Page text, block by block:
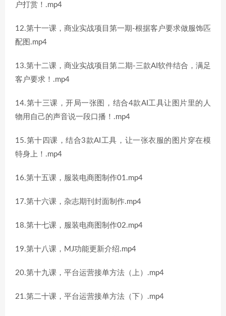
户打赏！.mp4
12.第十一课，商业实战项目第一期-根据客户要求做服饰匹
配图.mp4
13.第十二课，商业实战项目第二期-三款AI软件结合，满足
客户要求！.mp4
14.第十三课，开局一张图，结合4款AI工具让图片里的人
物用自己的声音说一段口播！.mp4
15.第十四课，结合3款AI工具，让一张衣服的图片穿在模
特身上！.mp4
16.第十五课，服装电商图制作01.mp4
17.第十六课，杂志期刊封面制作.mp4
18.第十七课，服装电商图制作02.mp4
19.第十八课，MJ功能更新介绍.mp4
20.第十九课，平台运营接单方法（上）.mp4
21.第二十课，平台运营接单方法（下）.mp4